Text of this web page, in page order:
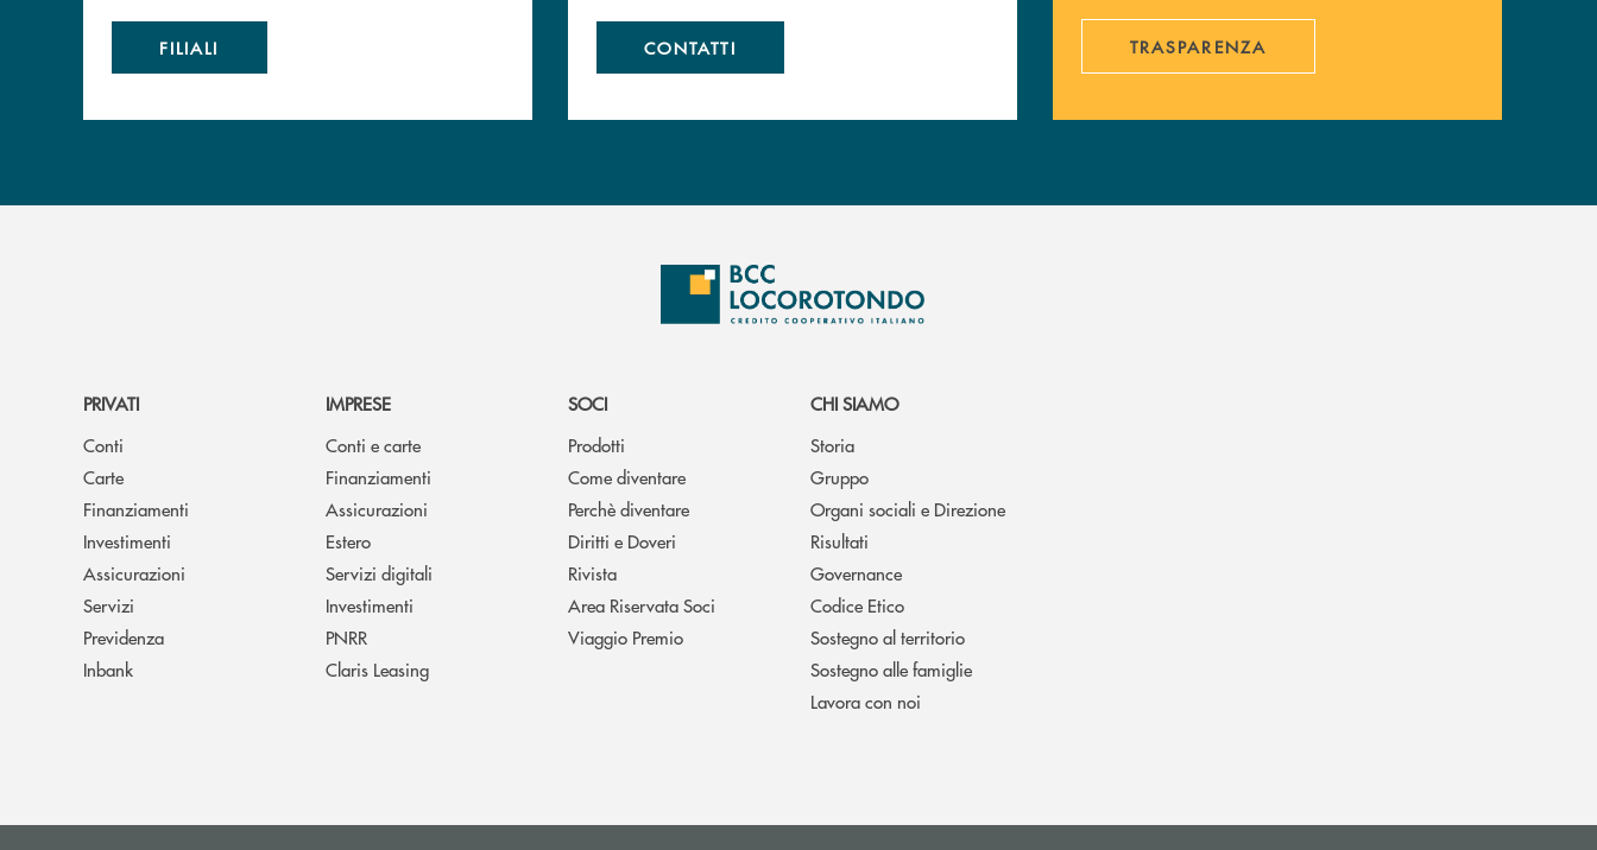
FILIALI CONTATTI TRASPARENZA
PRIVATI
Conti
Carte
Finanziamenti
Investimenti
Assicurazioni
Servizi
Previdenza
Inbank
IMPRESE
Conti e carte
Finanziamenti
Assicurazioni
Estero
Servizi digitali
Investimenti
PNRR
Claris Leasing
SOCI
Prodotti
Come diventare
Perchè diventare
Diritti e Doveri
Rivista
Area Riservata Soci
Viaggio Premio
CHI SIAMO
Storia
Gruppo
Organi sociali e Direzione
Risultati
Governance
Codice Etico
Sostegno al territorio
Sostegno alle famiglie
Lavora con noi